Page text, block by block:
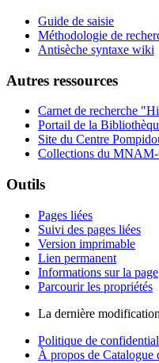
Guide de saisie
Méthodologie de
Antisèche syntaxe wiki
Autres ressources
Carnet de recherche
Portail de la
Site du Centre
Collections du
Outils
Pages liées
Suivi des pages liées
Version imprimable
Lien permanent
Informations sur la page
Parcourir les propriétés
La dernière
Politique de
À propos de Catalogue